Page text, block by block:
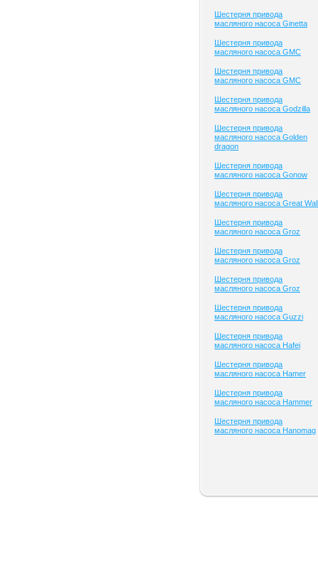
Шестерня привода
масляного насоса Ginetta
Шестерня привода
масляного насоса GMC
Шестерня привода
масляного насоса GMC
Шестерня привода
масляного насоса Godzilla
Шестерня привода
масляного насоса Golden
dragon
Шестерня привода
масляного насоса Gonow
Шестерня привода
масляного насоса Great Wall
Шестерня привода
масляного насоса Groz
Шестерня привода
масляного насоса Groz
Шестерня привода
масляного насоса Groz
Шестерня привода
масляного насоса Guzzi
Шестерня привода
масляного насоса Hafei
Шестерня привода
масляного насоса Hamer
Шестерня привода
масляного насоса Hammer
Шестерня привода
масляного насоса Hanomag